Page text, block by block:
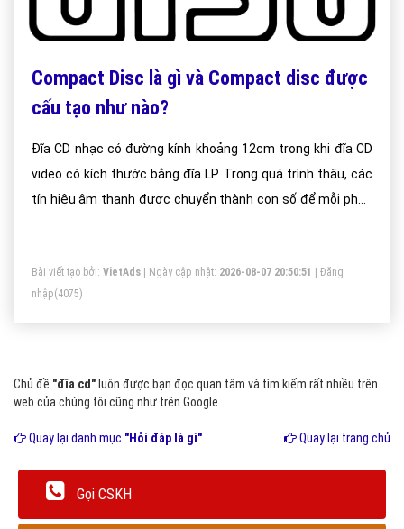
Compact Disc là gì và Compact disc được
cấu tạo như nào?
Đĩa CD nhạc có đường kính khoảng 12cm trong khi đĩa CD
video có kích thước bằng đĩa LP. Trong quá trình thâu, các
tín hiệu âm thanh được chuyển thành con số để mỗi phần
Bài viết tạo bởi: VietAds | Ngày cập nhật: 2026-08-07 20:50:51
Đăng
nhập(4075)
Chủ đề "đĩa cd" luôn được bạn đọc quan tâm và tìm kiếm rất nhiều trên
web của chúng tôi cũng như trên Google.
Quay lại danh mục "Hỏi đáp là gì" Quay lại trang chủ
Gọi CSKH